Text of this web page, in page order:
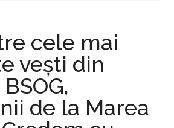
cele mai
veşti din
de la Marea